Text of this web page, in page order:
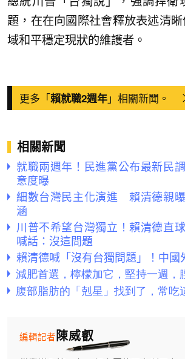
題，在在向國際社會釋放表述清
域和平穩定現狀的維護者。
更多「賴就職2週年」相關新聞。
相關新聞
就職兩週年！民進黨公布最新民
意度曝
細數台灣民主化演進 賴清德親
涵
川普不希望台灣獨立！賴清德直
喊話：沒這問題
賴清德喊「沒有台獨問題」！中國
陳威叡
編輯記者